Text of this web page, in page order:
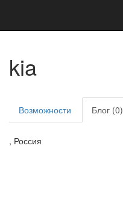
kia
Возможности Блог (0)
, Россия